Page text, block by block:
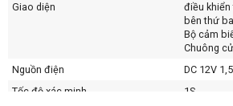
Giao diện
điều khiển
bên thứ
Bộ cảm
Chuông
Nguồn điện
DC 12V
Tốc độ xác minh
1S.